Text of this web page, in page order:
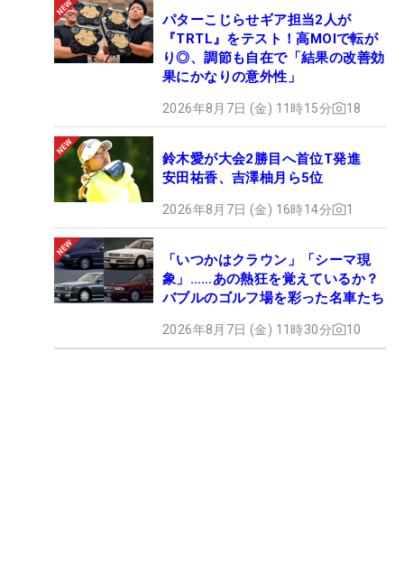
パターこじらせギア担当2人が
『TRTL』をテスト！高MOIで転が
り◎、調節も自在で「結果の改善効
果にかなりの意外性」
2026年8月7日 (金) 11時15分 18
鈴木愛が大会2勝目へ首位T発進
安田祐香、吉澤柚月ら5位
2026年8月7日 (金) 16時14分 1
「いつかはクラウン」「シーマ現
象」……あの熱狂を覚えているか？
バブルのゴルフ場を彩った名車たち
2026年8月7日 (金) 11時30分 10